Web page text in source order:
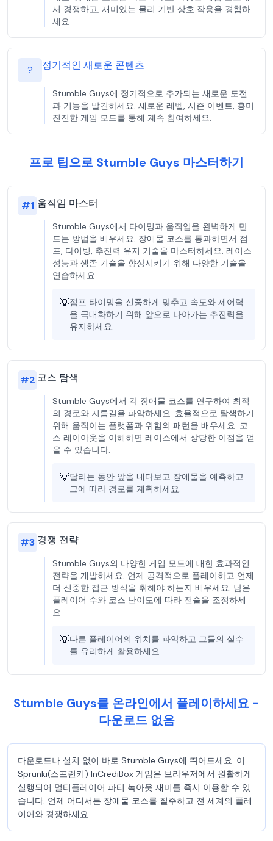
서 경쟁하고, 재미있는 물리 기반 상호 작용을 경험하
세요.
? 정기적인 새로운 콘텐츠
Stumble Guys에 정기적으로 추가되는 새로운 도전
과 기능을 발견하세요. 새로운 레벨, 시즌 이벤트, 흥미
진진한 게임 모드를 통해 계속 참여하세요.
프로 팁으로 Stumble Guys 마스터하기
#1 움직임 마스터
Stumble Guys에서 타이밍과 움직임을 완벽하게 만
드는 방법을 배우세요. 장애물 코스를 통과하면서 점
프, 다이빙, 추진력 유지 기술을 마스터하세요. 레이스
성능과 생존 기술을 향상시키기 위해 다양한 기술을
연습하세요.
💡점프 타이밍을 신중하게 맞추고 속도와 제어력
을 극대화하기 위해 앞으로 나아가는 추진력을
유지하세요.
#2 코스 탐색
Stumble Guys에서 각 장애물 코스를 연구하여 최적
의 경로와 지름길을 파악하세요. 효율적으로 탐색하기
위해 움직이는 플랫폼과 위험의 패턴을 배우세요. 코
스 레이아웃을 이해하면 레이스에서 상당한 이점을 얻
을 수 있습니다.
💡달리는 동안 앞을 내다보고 장애물을 예측하고
그에 따라 경로를 계획하세요.
#3 경쟁 전략
Stumble Guys의 다양한 게임 모드에 대한 효과적인
전략을 개발하세요. 언제 공격적으로 플레이하고 언제
더 신중한 접근 방식을 취해야 하는지 배우세요. 남은
플레이어 수와 코스 난이도에 따라 전술을 조정하세
요.
💡다른 플레이어의 위치를 파악하고 그들의 실수
를 유리하게 활용하세요.
Stumble Guys를 온라인에서 플레이하세요 -
다운로드 없음
다운로드나 설치 없이 바로 Stumble Guys에 뛰어드세요. 이
Sprunki(스프런키) InCrediBox 게임은 브라우저에서 원활하게
실행되어 멀티플레이어 파티 녹아웃 재미를 즉시 이용할 수 있
습니다. 언제 어디서든 장애물 코스를 질주하고 전 세계의 플레
이어와 경쟁하세요.